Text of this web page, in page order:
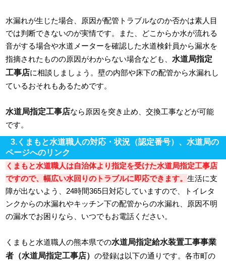
水漏れが生じた場合、原因が配管トラブルなのか否かは素人目
では判断できないのが実情です。また、どこからか水が流れる
音がする場合や水道メーターを確認した水道検針員から漏水を
指摘されたものの原因がわからない場合なども、 水道局指定
工事店に相談しましょう。壁の内部や床下の配管から水漏れし
ているおそれもあるためです。
水道局指定工事店なら原因を突き止め、交換工事などが可能
です。
3.くまもと水道職人の対応・状況（認定番号）、水道局の
ページへのリンク
くまもと水道職人は自治体より指定を受けた水道局指定工事店
ですので、幅広い水回りのトラブルに即応できます。生活に支
障が出ないよう、24時間365日対応していますので、トイレタ
ンクからの水漏れやキッチン下の配管からの水漏れ、原因不明
の漏水でお困りなら、いつでもお電話ください。
くまもと水道職人の熊本県での水道局指定給水装置工事事業
者（水道局指定工事店）の登録は以下の通りです。各市町の